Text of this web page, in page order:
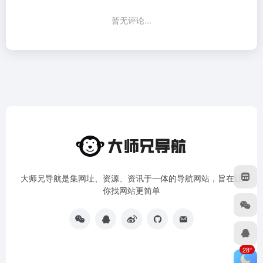
暂无评论...
大师兄导航是集网址、资源、资讯于一体的导航网站，旨在让
你找网站更简单
28°